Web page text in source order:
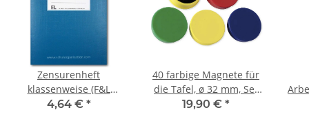
Zensurenheft
klassenweise (F&L
366010)
4,64 € *
40 farbige Magnete für
die Tafel, ø 32 mm, Set
mit 4 Boxen je 10 Stück
19,90 € *